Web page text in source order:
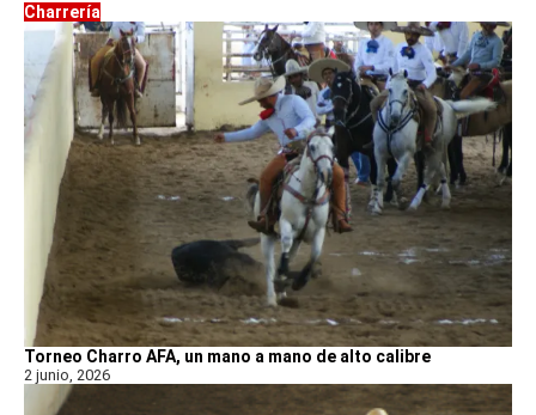
Charrería
Torneo Charro AFA, un mano a mano de alto calibre
2 junio, 2026